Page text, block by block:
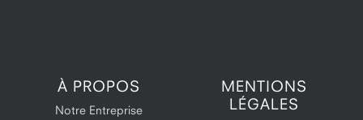
À PROPOS
Notre Entreprise
MENTIONS
LÉGALES